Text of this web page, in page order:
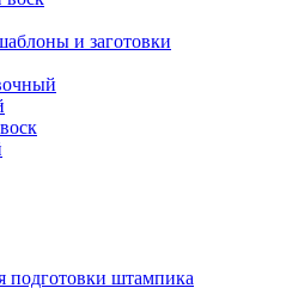
и заготовки